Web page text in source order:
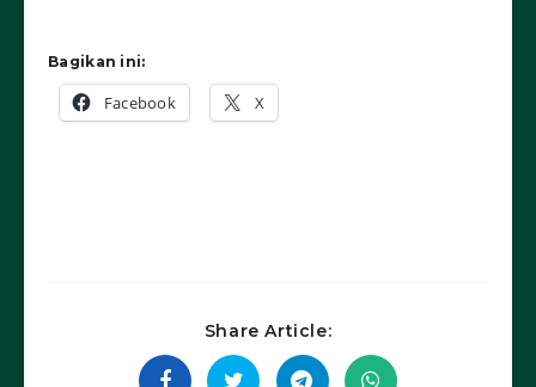
Bagikan ini:
Facebook X
Share Article: